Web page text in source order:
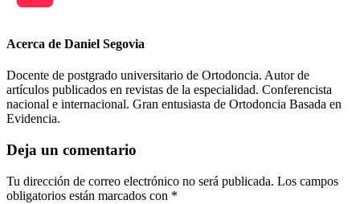
Acerca de Daniel Segovia
Docente de postgrado universitario de Ortodoncia. Autor de
artículos publicados en revistas de la especialidad. Conferencista
nacional e internacional. Gran entusiasta de Ortodoncia Basada en
Evidencia.
Interacciones
lector
Deja un comentario
Tu dirección de correo electrónico no será publicada. Los campos
obligatorios están marcados con *